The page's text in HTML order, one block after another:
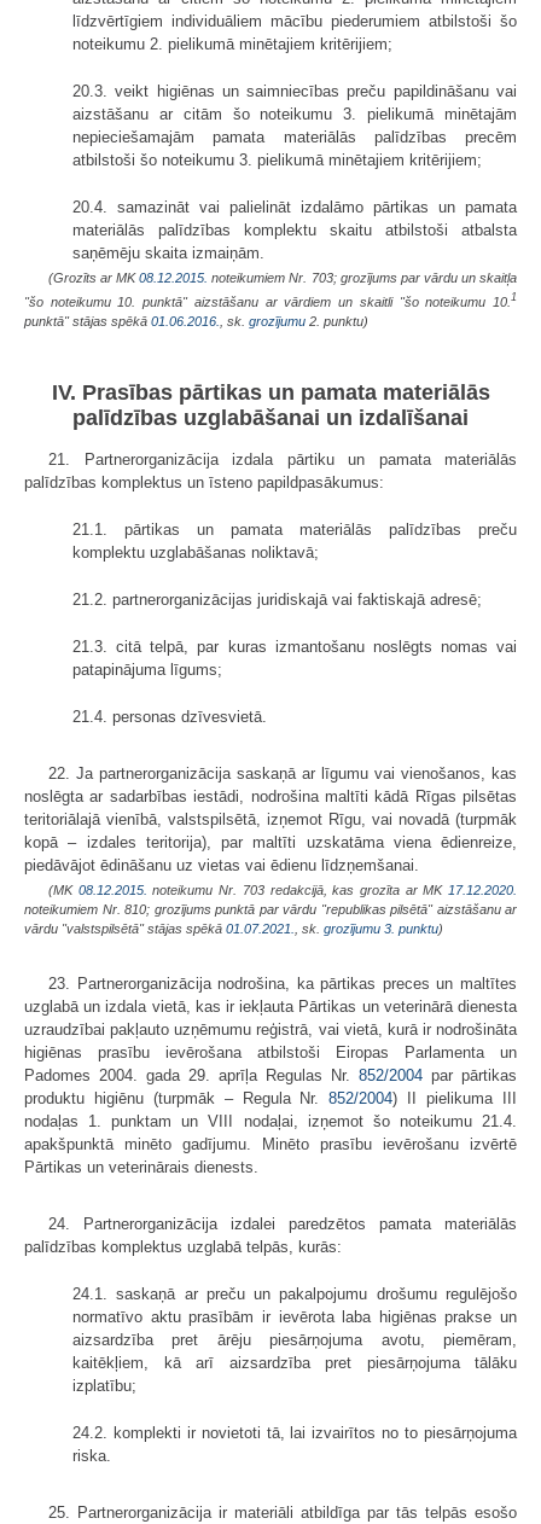
līdzvērtīgiem individuāliem mācību piederumiem atbilstoši šo
noteikumu 2. pielikumā minētajiem kritērijiem;
20.3. veikt higiēnas un saimniecības preču papildināšanu vai
aizstāšanu ar citām šo noteikumu 3. pielikumā minētajām
nepieciešamajām pamata materiālās palīdzības precēm
atbilstoši šo noteikumu 3. pielikumā minētajiem kritērijiem;
20.4. samazināt vai palielināt izdalāmo pārtikas un pamata
materiālās palīdzības komplektu skaitu atbilstoši atbalsta
saņēmēju skaita izmaiņām.
(Grozīts ar MK08.12.2015. noteikumiem Nr. 703; grozījums par vārdu un skaitļa
"šo noteikumu 10. punktā" aizstāšanu ar vārdiem un skaitli "šo noteikumu 10. 1
punktā" stājas spēkā 01.06.2016. , sk. grozījumu 2. punktu)
IV. Prasības pārtikas un pamata materiālās
palīdzības uzglabāšanai un izdalīšanai
21. Partnerorganizācija izdala pārtiku un pamata materiālās
palīdzības komplektus un īsteno papildpasākumus:
21.1. pārtikas un pamata materiālās palīdzības preču
komplektu uzglabāšanas noliktavā;
21.2. partnerorganizācijas juridiskajā vai faktiskajā adresē;
21.3. citā telpā, par kuras izmantošanu noslēgts nomas vai
patapinājuma līgums;
21.4. personas dzīvesvietā.
22. Ja partnerorganizācija saskaņā ar līgumu vai vienošanos, kas
noslēgta ar sadarbības iestādi, nodrošina maltīti kādā Rīgas pilsētas
teritoriālajā vienībā, valstspilsētā, izņemot Rīgu, vai novadā (turpmāk
kopā – izdales teritorija), par maltīti uzskatāma viena ēdienreize,
piedāvājot ēdināšanu uz vietas vai ēdienu līdzņemšanai.
(MK 08.12.2015. noteikumu Nr. 703 redakcijā, kas grozīta ar MK 17.12.2020.
noteikumiem Nr. 810; grozījums punktā par vārdu "republikas pilsētā" aizstāšanu ar
vārdu "valstspilsētā" stājas spēkā 01.07.2021. , sk. grozījumu 3. punktu)
23. Partnerorganizācija nodrošina, ka pārtikas preces un maltītes
uzglabā un izdala vietā, kas ir iekļauta Pārtikas un veterinārā dienesta
uzraudzībai pakļauto uzņēmumu reģistrā, vai vietā, kurā ir nodrošināta
higiēnas prasību ievērošana atbilstoši Eiropas Parlamenta un
Padomes 2004. gada 29. aprīļa Regulas Nr. 852/2004 par pārtikas
produktu higiēnu (turpmāk – Regula Nr.852/2004) II pielikuma III
nodaļas 1. punktam un VIII nodaļai, izņemot šo noteikumu 21.4.
apakšpunktā minēto gadījumu. Minēto prasību ievērošanu izvērtē
Pārtikas un veterinārais dienests.
24. Partnerorganizācija izdalei paredzētos pamata materiālās
palīdzības komplektus uzglabā telpās, kurās:
24.1. saskaņā ar preču un pakalpojumu drošumu regulējošo
normatīvo aktu prasībām ir ievērota laba higiēnas prakse un
aizsardzība pret ārēju piesārņojuma avotu, piemēram,
kaitēkļiem, kā arī aizsardzība pret piesārņojuma tālāku
izplatību;
24.2. komplekti ir novietoti tā, lai izvairītos no to piesārņojuma
riska.
25. Partnerorganizācija ir materiāli atbildīga par tās telpās esošo